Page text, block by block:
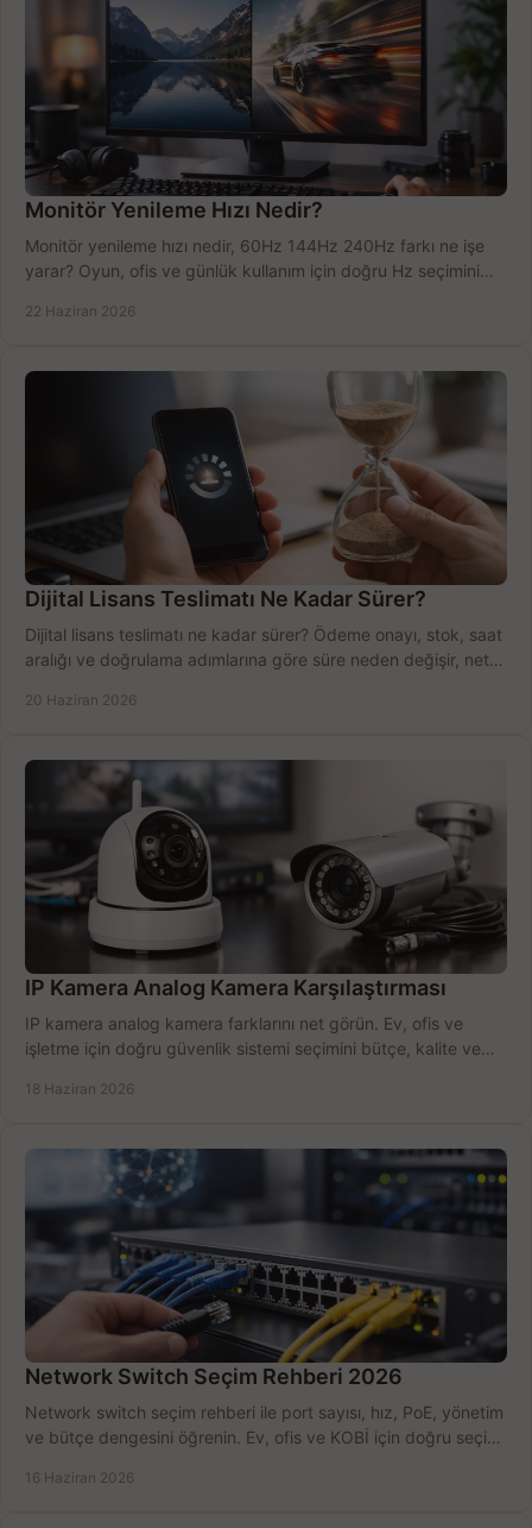
Monitör Yenileme Hızı Nedir?
Monitör yenileme hızı nedir, 60Hz 144Hz 240Hz farkı ne işe
yarar? Oyun, ofis ve günlük kullanım için doğru Hz seçimini
22 Haziran 2026
Dijital Lisans Teslimatı Ne Kadar Sürer?
Dijital lisans teslimatı ne kadar sürer? Ödeme onayı, stok, saat
aralığı ve doğrulama adımlarına göre süre neden değişir, net
20 Haziran 2026
IP Kamera Analog Kamera Karşılaştırması
IP kamera analog kamera farklarını net görün. Ev, ofis ve
işletme için doğru güvenlik sistemi seçimini bütçe, kalite ve
18 Haziran 2026
Network Switch Seçim Rehberi 2026
Network switch seçim rehberi ile port sayısı, hız, PoE, yönetim
ve bütçe dengesini öğrenin. Ev, ofis ve KOBİ için doğru seçimi
16 Haziran 2026